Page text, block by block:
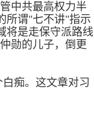
中共最高权力半
所谓"七不讲"指示
将是走保守派路线
勋的儿子，倒更
痴。这文章对习